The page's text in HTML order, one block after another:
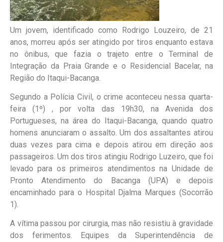
Um jovem, identificado como Rodrigo Louzeiro, de 21
anos, morreu após ser atingido por tiros enquanto estava
no ônibus, que fazia o trajeto entre o Terminal de
Integração da Praia Grande e o Residencial Bacelar, na
Região do Itaqui-Bacanga.
Segundo a Polícia Civil, o crime aconteceu nessa quarta-
feira (1º) , por volta das 19h30, na Avenida dos
Portugueses, na área do Itaqui-Bacanga, quando quatro
homens anunciaram o assalto. Um dos assaltantes atirou
duas vezes para cima e depois atirou em direção aos
passageiros. Um dos tiros atingiu Rodrigo Luzeiro, que foi
levado para os primeiros atendimentos na Unidade de
Pronto Atendimento do Bacanga (UPA) e depois
encaminhado para o Hospital Djalma Marques (Socorrão
1).
A vítima passou por cirurgia, mas não resistiu à gravidade
dos ferimentos. Equipes da Superintendência de